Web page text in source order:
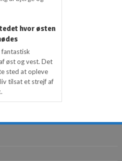
hvor østen
fantastisk
øst og vest. Det
sted at opleve
tilsat et strejf af